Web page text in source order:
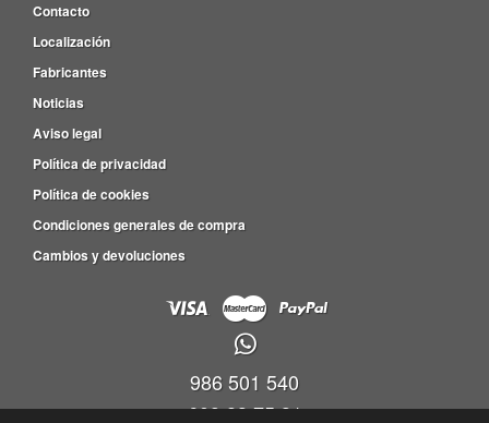
Contacto
Localización
Fabricantes
Noticias
Aviso legal
Política de privacidad
Política de cookies
Condiciones generales de compra
Cambios y devoluciones
986 501 540
609 83 75 31